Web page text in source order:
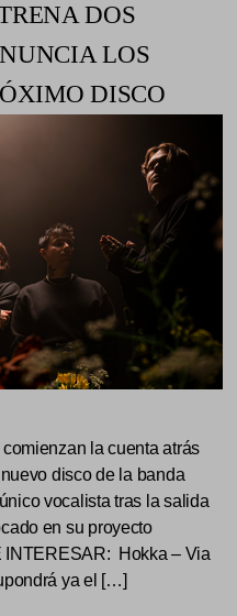
DOS
LOS
DISCO
la cuenta atrás
disco de la banda
vocalista tras la salida
en su proyecto
INTERESAR: Hokka – Via
ya el […]